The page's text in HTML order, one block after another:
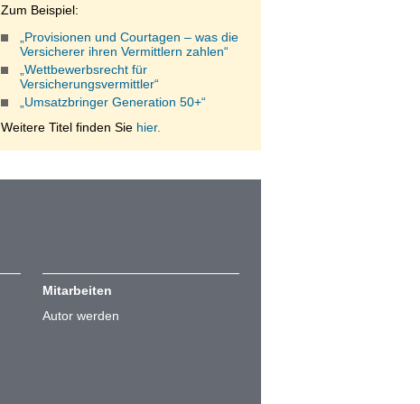
Zum Beispiel:
„Provisionen und Courtagen – was die
Versicherer ihren Vermittlern zahlen“
„Wettbewerbsrecht für
Versicherungsvermittler“
„Umsatzbringer Generation 50+“
Weitere Titel finden Sie hier.
Mitarbeiten
Autor werden